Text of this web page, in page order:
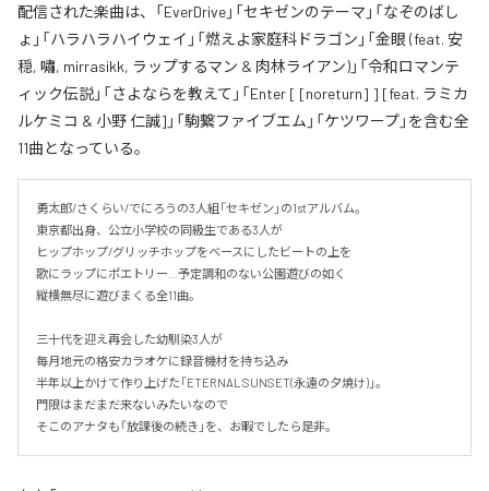
配信された楽曲は、「EverDrive」「セキゼンのテーマ」「なぞのばし
ょ」「ハラハラハイウェイ」「燃えよ家庭科ドラゴン」「金眼 (feat. 安
穏, 嘯, mirrasikk, ラップするマン & 肉林ライアン)」「令和ロマンテ
ィック伝説」「さよならを教えて」「Enter [ [noreturn] ] [feat. ラミカ
ルケミコ & 小野 仁誠]」「駒繋ファイブエム」「ケツワープ」を含む全
11曲となっている。
勇太郎/さくらい/でにろうの3人組「セキゼン」の1stアルバム。
東京都出身、公立小学校の同級生である3人が
ヒップホップ/グリッチホップをベースにしたビートの上を
歌にラップにポエトリー…予定調和のない公園遊びの如く
縦横無尽に遊びまくる全11曲。
三十代を迎え再会した幼馴染3人が
毎月地元の格安カラオケに録音機材を持ち込み
半年以上かけて作り上げた「ETERNAL SUNSET(永遠の夕焼け)」。
門限はまだまだ来ないみたいなので
そこのアナタも「放課後の続き」を、お暇でしたら是非。